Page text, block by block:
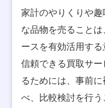
家計のやりくりや
な品物を売ること
ースを有効活用す
信頼できる買取サ
るためには、事前
べ、比較検討を行